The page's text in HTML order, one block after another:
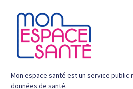
Mon espace santé est un service public
données de santé.